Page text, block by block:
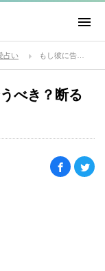
占い
べき？断る